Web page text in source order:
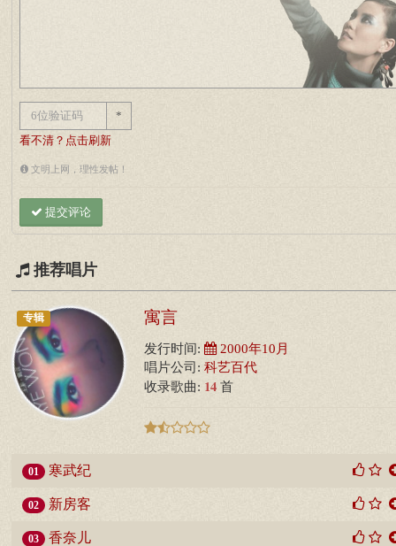
*
看不清？点击刷新
文明上网，理性发帖！
提交评论
推荐唱片
专辑 寓言
发行时间: 2000年10月
唱片公司: 科艺百代
收录歌曲: 14 首
01 寒武纪
02 新房客
03 香奈儿